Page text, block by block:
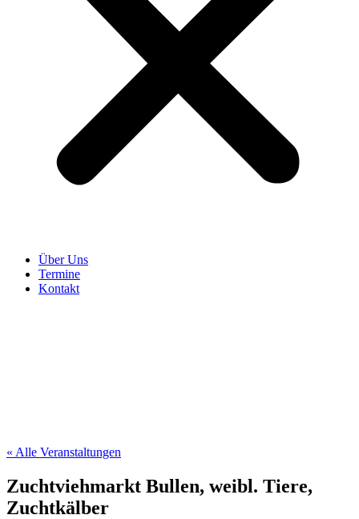
Über Uns
Termine
Kontakt
« Alle Veranstaltungen
Zuchtviehmarkt Bullen, weibl. Tiere,
Zuchtkälber